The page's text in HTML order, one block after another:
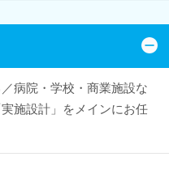
病院・学校・商業施設な
施設計」をメインにお任